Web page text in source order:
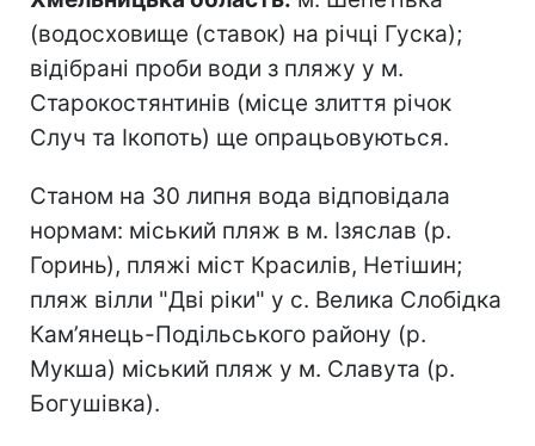
(водосховище (ставок) на річці Гуска);
відібрані проби води з пляжу у м.
Старокостянтинів (місце злиття річок
Случ та Ікопоть) ще опрацьовуються.
Станом на 30 липня вода відповідала
нормам: міський пляж в м. Ізяслав (р.
Горинь), пляжі міст Красилів, Нетішин;
пляж вілли "Дві ріки" у с. Велика Слобідка
Кам’янець-Подільського району (р.
Мукша) міський пляж у м. Славута (р.
Богушівка).